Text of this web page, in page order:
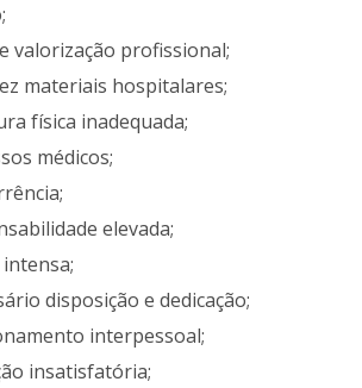
valorização profissional;
materiais hospitalares;
física inadequada;
médicos;
elevada;
disposição e dedicação;
interpessoal;
insatisfatória;